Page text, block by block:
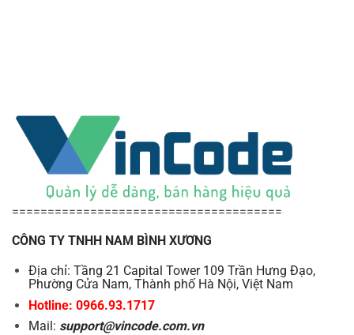
======================================
CÔNG TY TNHH NAM BÌNH XƯƠNG
Địa chỉ: Tầng 21 Capital Tower 109 Trần Hưng Đạo,
Phường Cửa Nam, Thành phố Hà Nội, Việt Nam
Hotline: 0966.93.1717
Mail: support@vincode.com.vn